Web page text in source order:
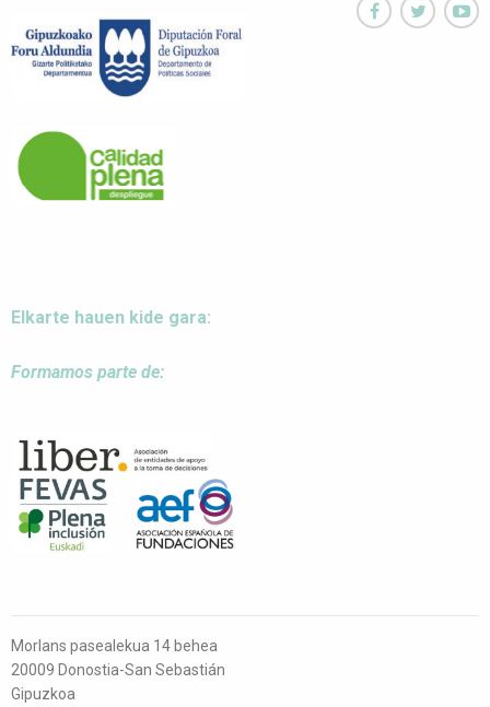
Elkarte hauen kide gara:
Formamos parte de:
  
Morlans pasealekua 14 behea
20009 Donostia-San Sebastián
Gipuzkoa